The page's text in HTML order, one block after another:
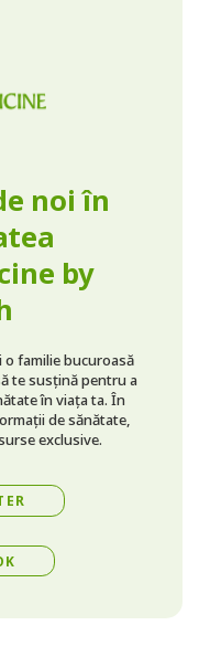
noi în
by
o familie bucuroasă
te susțină pentru a
în viața ta. În
de sănătate,
exclusive.